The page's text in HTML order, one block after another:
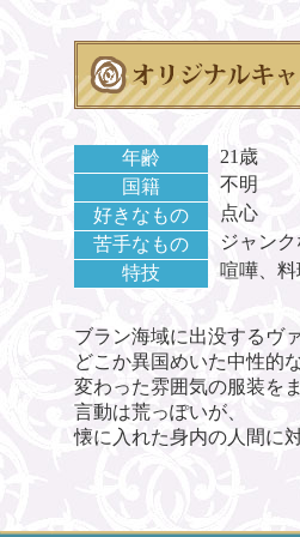
年齢
21歳
国籍
不明
好きなもの
点心
苦手なもの
ジャン
特技
喧嘩、料
ブラン海域に出没するヴ
どこか異国めいた中性的
変わった雰囲気の服装を
言動は荒っぽいが、
懐に入れた身内の人間に